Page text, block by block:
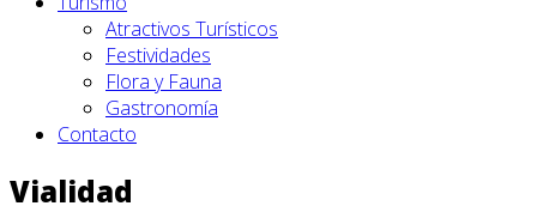
Atractivos Turísticos
Festividades
Flora y Fauna
Gastronomía
Contacto
Vialidad